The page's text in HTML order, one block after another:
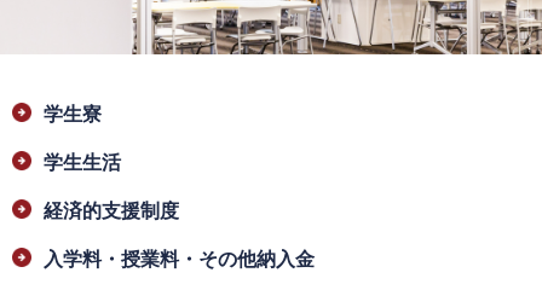
文
学生寮
学生生活
経済的支援制度
入学料・授業料・その他納入金